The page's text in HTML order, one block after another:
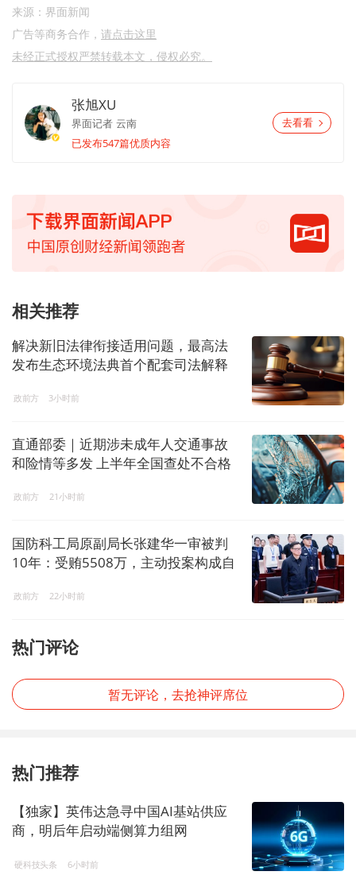
来源：界面新闻
广告等商务合作， 请点击这里
未经正式授权严禁转载本文，侵权必究。
张旭XU
界面记者 云南
已发布547篇优质内容
去看看
相关推荐
解决新旧法律衔接适用问题，最高法
发布生态环境法典首个配套司法解释
政前方 3小时前
直通部委｜近期涉未成年人交通事故
和险情等多发 上半年全国查处不合格
政前方 21小时前
国防科工局原副局长张建华一审被判
10年：受贿5508万，主动投案构成自
政前方 22小时前
热门评论
暂无评论，去抢神评席位
热门推荐
【独家】英伟达急寻中国AI基站供应
商，明后年启动端侧算力组网
硬科技头条 6小时前